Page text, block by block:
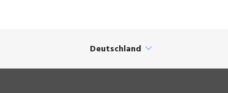
Deutschland